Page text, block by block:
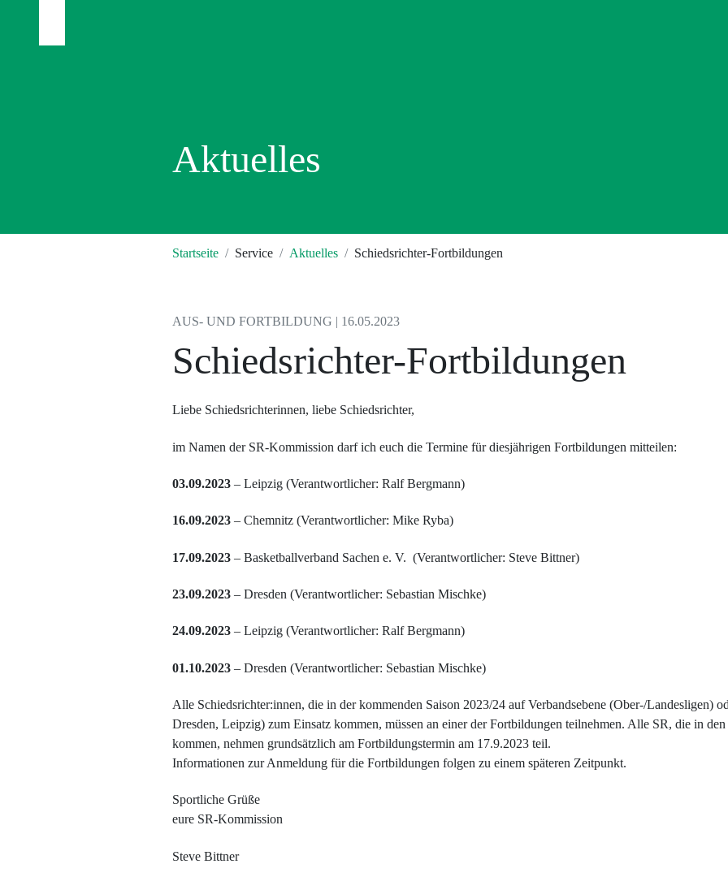
Aktuelles
Startseite Service Aktuelles Schiedsrichter-Fortbildungen
AUS- UND FORTBILDUNG | 16.05.2023
Schiedsrichter-Fortbildungen
Liebe Schiedsrichterinnen, liebe Schiedsrichter,
im Namen der SR-Kommission darf ich euch die Termine für diesjährigen Fortbildungen mitteilen:
03.09.2023 – Leipzig (Verantwortlicher: Ralf Bergmann)
16.09.2023– Chemnitz (Verantwortlicher: Mike Ryba)
17.09.2023 – Basketballverband Sachen e. V. (Verantwortlicher: Steve Bittner)
23.09.2023– Dresden (Verantwortlicher: Sebastian Mischke)
24.09.2023– Leipzig (Verantwortlicher: Ralf Bergmann)
01.10.2023– Dresden (Verantwortlicher: Sebastian Mischke)
Alle Schiedsrichter:innen, die in der kommenden Saison 2023/24 auf Verbandsebene (Ober-/Landesligen)
Dresden, Leipzig) zum Einsatz kommen, müssen an einer der Fortbildungen teilnehmen. Alle SR, die in
kommen, nehmen grundsätzlich am Fortbildungstermin am 17.9.2023 teil.
Informationen zur Anmeldung für die Fortbildungen folgen zu einem späteren Zeitpunkt.
Sportliche Grüße
eure SR-Kommission
Steve Bittner